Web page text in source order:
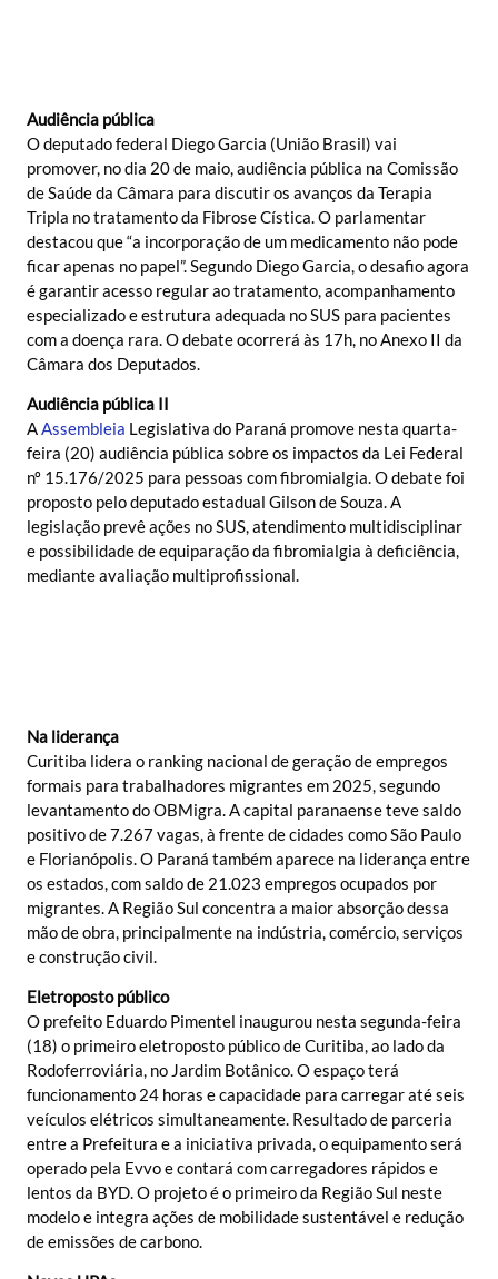
Audiência pública
O deputado federal Diego Garcia (União Brasil) vai
promover, no dia 20 de maio, audiência pública na Comissão
de Saúde da Câmara para discutir os avanços da Terapia
Tripla no tratamento da Fibrose Cística. O parlamentar
destacou que “a incorporação de um medicamento não pode
ficar apenas no papel”. Segundo Diego Garcia, o desafio agora
é garantir acesso regular ao tratamento, acompanhamento
especializado e estrutura adequada no SUS para pacientes
com a doença rara. O debate ocorrerá às 17h, no Anexo II da
Câmara dos Deputados.
Audiência pública II
AAssembleia Legislativa do Paraná promove nesta quarta-
feira (20) audiência pública sobre os impactos da Lei Federal
nº 15.176/2025 para pessoas com fibromialgia. O debate foi
proposto pelo deputado estadual Gilson de Souza. A
legislação prevê ações no SUS, atendimento multidisciplinar
e possibilidade de equiparação da fibromialgia à deficiência,
mediante avaliação multiprofissional.
Na liderança
Curitiba lidera o ranking nacional de geração de empregos
formais para trabalhadores migrantes em 2025, segundo
levantamento do OBMigra. A capital paranaense teve saldo
positivo de 7.267 vagas, à frente de cidades como São Paulo
e Florianópolis. O Paraná também aparece na liderança entre
os estados, com saldo de 21.023 empregos ocupados por
migrantes. A Região Sul concentra a maior absorção dessa
mão de obra, principalmente na indústria, comércio, serviços
e construção civil.
Eletroposto público
O prefeito Eduardo Pimentel inaugurou nesta segunda-feira
(18) o primeiro eletroposto público de Curitiba, ao lado da
Rodoferroviária, no Jardim Botânico. O espaço terá
funcionamento 24 horas e capacidade para carregar até seis
veículos elétricos simultaneamente. Resultado de parceria
entre a Prefeitura e a iniciativa privada, o equipamento será
operado pela Evvo e contará com carregadores rápidos e
lentos da BYD. O projeto é o primeiro da Região Sul neste
modelo e integra ações de mobilidade sustentável e redução
de emissões de carbono.